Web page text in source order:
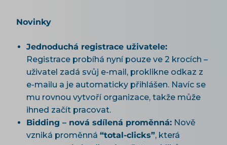
Novinky
Jednoduchá registrace uživatele:
Registrace probíhá nyní pouze ve 2 krocích –
uživatel zadá svůj e-mail, proklikne odkaz z
e-mailu a je automaticky přihlášen. Navíc se
mu rovnou vytvoří organizace, takže může
ihned začít pracovat.
Bidding – nová sdílená proměnná: Nově
vzniká proměnná “total-clicks”, která